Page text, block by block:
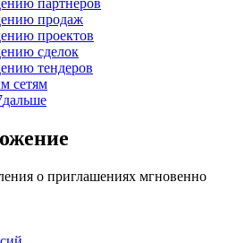
продаж
проектов
сделок
тендеров
сетям
дальше
о приглашениях мгновенно